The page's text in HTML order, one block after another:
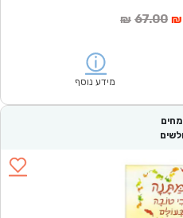
₪ 67.00 ₪
מידע נוסף